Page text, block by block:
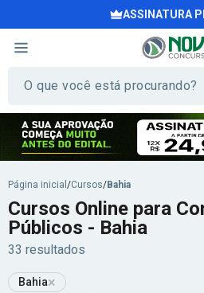
ASSINATURA
Página inicial /Cursos/Bahia
Cursos Online para
Públicos - Bahia
33 resultados
Bahia×